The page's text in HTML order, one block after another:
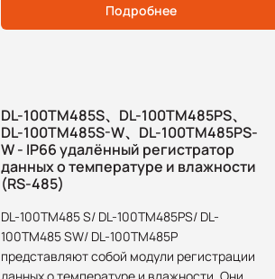
Подробнее
DL-100TM485S、DL-100TM485PS、
DL-100TM485S-W、DL-100TM485PS-
W - IP66 удалённый регистратор
данных о температуре и влажности
(RS-485)
DL-100TM485 S/ DL-100TM485PS/ DL-
100TM485 SW/ DL-100TM485P
представляют собой модули регистрации